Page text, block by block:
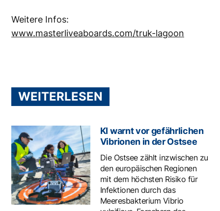
Weitere Infos:
www.masterliveaboards.com/truk-lagoon
WEITERLESEN
KI warnt vor gefährlichen
Vibrionen in der Ostsee
Die Ostsee zählt inzwischen zu
den europäischen Regionen
mit dem höchsten Risiko für
Infektionen durch das
Meeresbakterium Vibrio